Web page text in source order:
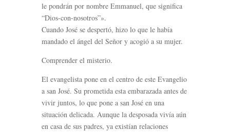
le pondrán por nombre Emmanuel, que significa
“Dios-con-nosotros”».
Cuando José se despertó, hizo lo que le había
mandado el ángel del Señor y acogió a su mujer.
Comprender el misterio.
El evangelista pone en el centro de este Evangelio
a san José. Su prometida esta embarazada antes de
vivir juntos, lo que pone a san José en una
situación delicada. Aunque la desposada vivía aún
en casa de sus padres, ya existían relaciones